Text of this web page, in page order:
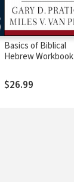
Basics of Biblical
Hebrew Workbook
$26.99